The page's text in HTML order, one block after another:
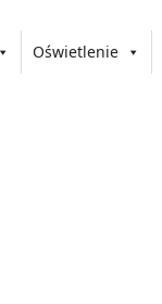
Oświetlenie